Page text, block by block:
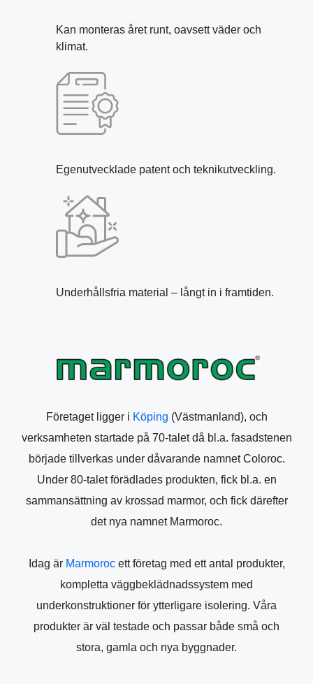
Kan monteras året runt, oavsett väder och
klimat.
Egenutvecklade patent och teknikutveckling.
Underhållsfria material – långt in i framtiden.
Företaget ligger i Köping (Västmanland), och
verksamheten startade på 70-talet då bl.a. fasadstenen
började tillverkas under dåvarande namnet Coloroc.
Under 80-talet förädlades produkten, fick bl.a. en
sammansättning av krossad marmor, och fick därefter
det nya namnet Marmoroc.
Idag är Marmorocett företag med ett antal produkter,
kompletta väggbeklädnadssystem med
underkonstruktioner för ytterligare isolering. Våra
produkter är väl testade och passar både små och
stora, gamla och nya byggnader.